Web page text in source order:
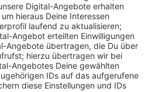
dem Laufenden
bleiben!